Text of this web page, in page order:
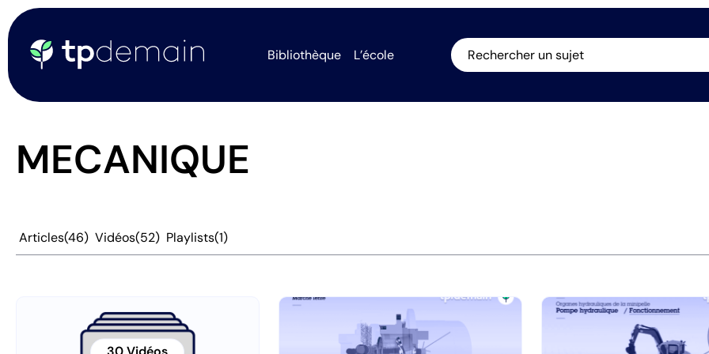
Bibliothèque L’école Rechercher un sujet
MECANIQUE
Articles(46) Vidéos(52) Playlists(1)